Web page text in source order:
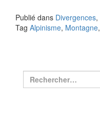
Publié dans Divergences,
Tag Alpinisme, Montagne,
Rechercher :